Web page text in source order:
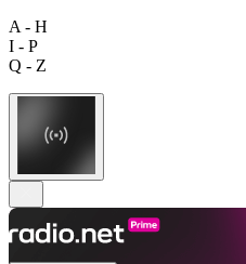
A - H
I - P
Q - Z